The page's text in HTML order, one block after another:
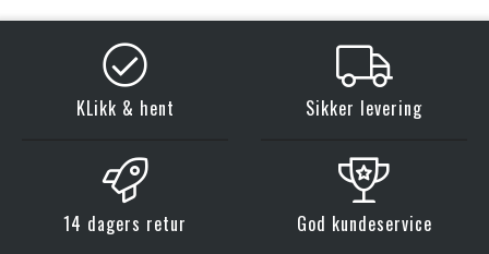
KLikk & hent Sikker levering
14 dagers retur God kundeservice